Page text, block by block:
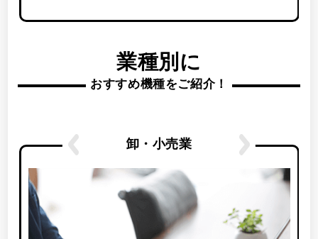
業種別に
おすすめ機種をご紹介！
卸・小売業